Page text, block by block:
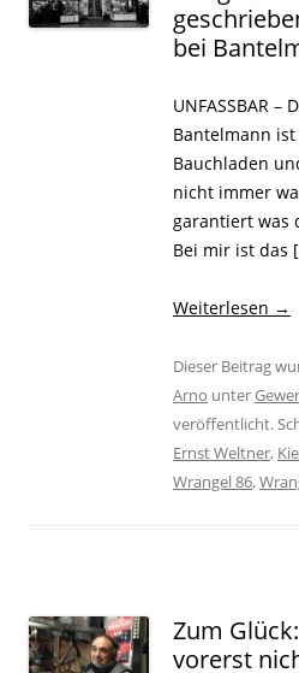
bei
UNFASSBAR –
Bantelmann
Bauchladen
nicht immer
garantiert was
Bei mir ist das
Weiterlesen →
Dieser Beitrag
Arno unter
veröffentlicht.
Ernst Weltner,
Wrangel 86,
Zum
vorerst